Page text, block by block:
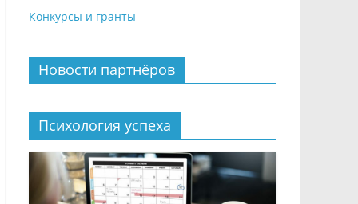
Конкурсы и гранты
Новости партнёров
Психология успеха